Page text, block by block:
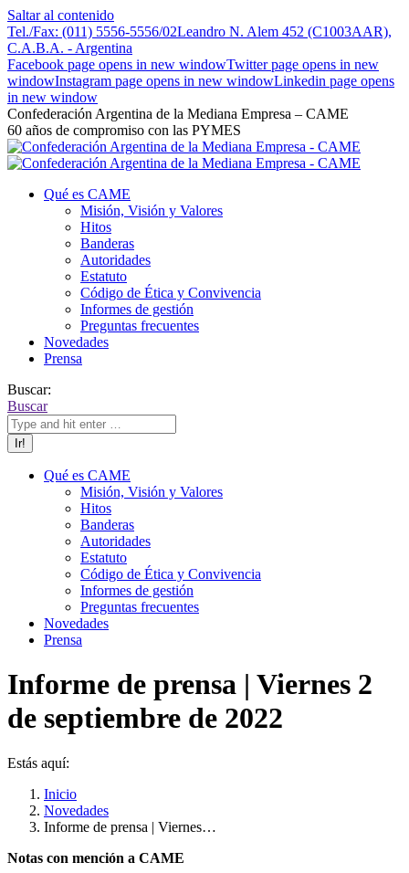
Saltar al contenido
Tel./Fax: (011) 5556-5556/02Leandro N. Alem 452 (C1003AAR),
C.A.B.A. - Argentina
Facebook page opens in new windowTwitter page opens in new
windowInstagram page opens in new windowLinkedin page opens
in new window
Confederación Argentina de la Mediana Empresa – CAME
60 años de compromiso con las PYMES
Qué es CAME
Misión, Visión y Valores
Hitos
Banderas
Autoridades
Estatuto
Código de Ética y Convivencia
Informes de gestión
Preguntas frecuentes
Novedades
Prensa
Buscar:
Buscar
Qué es CAME
Misión, Visión y Valores
Hitos
Banderas
Autoridades
Estatuto
Código de Ética y Convivencia
Informes de gestión
Preguntas frecuentes
Novedades
Prensa
Informe de prensa | Viernes 2
de septiembre de 2022
Estás aquí:
Inicio
Novedades
Informe de prensa | Viernes…
Notas con mención a CAME